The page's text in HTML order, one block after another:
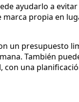
ayudarlo a
propia en
un presupuesto
También
una